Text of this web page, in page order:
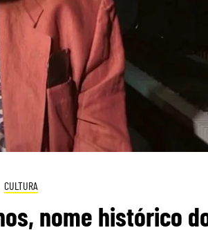
CULTURA
nome histórico